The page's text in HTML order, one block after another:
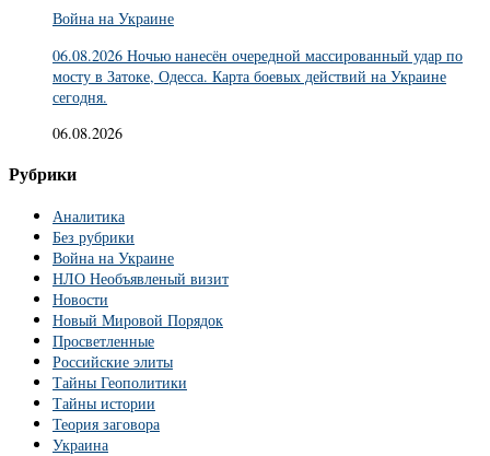
Война на Украине
06.08.2026 Ночью нанесён очередной массированный удар по
мосту в Затоке, Одесса. Карта боевых действий на Украине
сегодня.
06.08.2026
Рубрики
Аналитика
Без рубрики
Война на Украине
НЛО Необъявленый визит
Новости
Новый Мировой Порядок
Просветленные
Российские элиты
Тайны Геополитики
Тайны истории
Теория заговора
Украина